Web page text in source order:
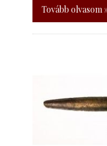
Tovább olvasom